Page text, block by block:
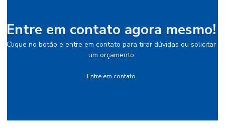
Entre em contato agora mesmo!
Clique no botão e entre em contato para tirar dúvidas ou solicitar
um orçamento
Entre em contato